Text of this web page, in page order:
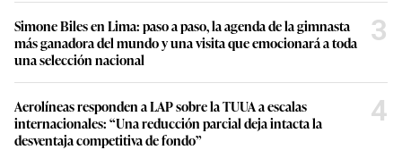
Simone Biles en Lima: paso a paso, la agenda de la gimnasta
más ganadora del mundo y una visita que emocionará a toda
una selección nacional
3
Aerolíneas responden a LAP sobre la TUUA a escalas
internacionales: “Una reducción parcial deja intacta la
desventaja competitiva de fondo”
4